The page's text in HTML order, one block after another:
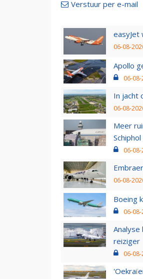
Verstuur per e-mail
easyJet
06-08-
Apollo
06-
In jacht
06-08-
Meer
Schiphol
06-
06-08-
Boeing
06-
reiziger
06-